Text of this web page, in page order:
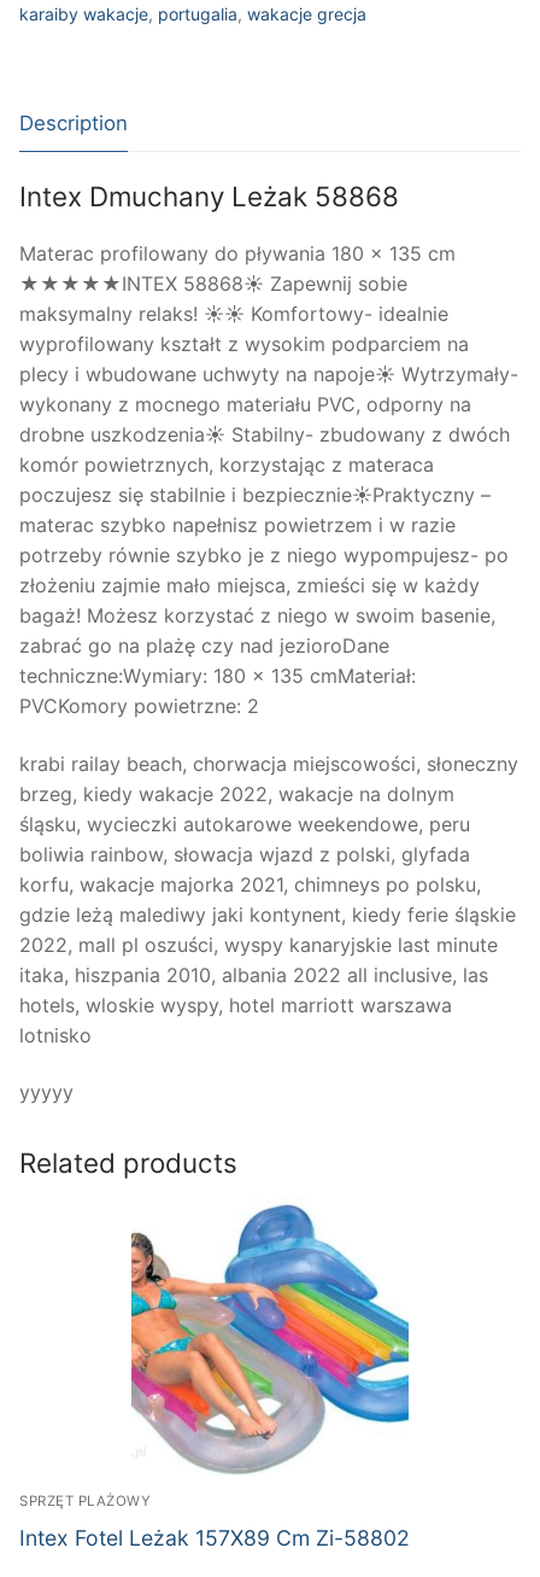
karaiby wakacje, portugalia, wakacje grecja
Description
Intex Dmuchany Leżak 58868
Materac profilowany do pływania 180 x 135 cm
★★★★★INTEX 58868☀ Zapewnij sobie
maksymalny relaks! ☀☀ Komfortowy- idealnie
wyprofilowany kształt z wysokim podparciem na
plecy i wbudowane uchwyty na napoje☀ Wytrzymały-
wykonany z mocnego materiału PVC, odporny na
drobne uszkodzenia☀ Stabilny- zbudowany z dwóch
komór powietrznych, korzystając z materaca
poczujesz się stabilnie i bezpiecznie☀Praktyczny –
materac szybko napełnisz powietrzem i w razie
potrzeby równie szybko je z niego wypompujesz- po
złożeniu zajmie mało miejsca, zmieści się w każdy
bagaż! Możesz korzystać z niego w swoim basenie,
zabrać go na plażę czy nad jezioroDane
techniczne:Wymiary: 180 x 135 cmMateriał:
PVCKomory powietrzne: 2
krabi railay beach, chorwacja miejscowości, słoneczny
brzeg, kiedy wakacje 2022, wakacje na dolnym
śląsku, wycieczki autokarowe weekendowe, peru
boliwia rainbow, słowacja wjazd z polski, glyfada
korfu, wakacje majorka 2021, chimneys po polsku,
gdzie leżą malediwy jaki kontynent, kiedy ferie śląskie
2022, mall pl oszuści, wyspy kanaryjskie last minute
itaka, hiszpania 2010, albania 2022 all inclusive, las
hotels, wloskie wyspy, hotel marriott warszawa
lotnisko
yyyyy
Related products
SPRZĘT PLAŻOWY
Intex Fotel Leżak 157X89 Cm Zi-58802